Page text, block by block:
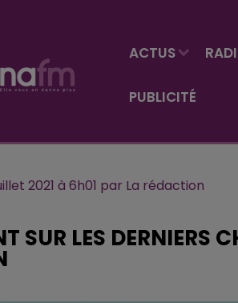
ACTUS
PUBLICITÉ
2021 à 6h01 par La rédaction
SUR LES DERNIERS